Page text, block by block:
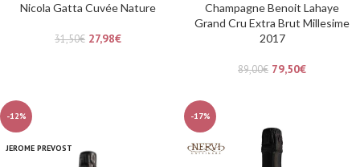
Nicola Gatta Cuvée Nature
31,50€ 27,98€
Champagne Benoit Lahaye
Grand Cru Extra Brut Millesime
2017
89,00€ 79,50€
-12%
JEROME PREVOST
-17%